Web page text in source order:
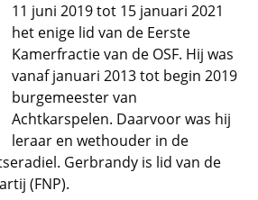
11 juni 2019 tot 15 januari 2021
het enige lid van de Eerste
Kamerfractie van de OSF. Hij was
vanaf januari 2013 tot begin 2019
burgemeester van
Achtkarspelen. Daarvoor was hij
leraar en wethouder in de
Gerbrandy is lid van de
(FNP).